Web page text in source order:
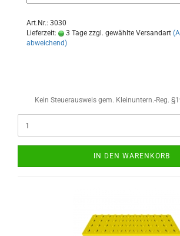
Art.Nr.: 3030
Lieferzeit:
3 Tage zzgl. gewählte Versandart
abweichend)
Kein Steuerausweis gem. Kleinuntern.-Reg.
IN DEN WARENKORB